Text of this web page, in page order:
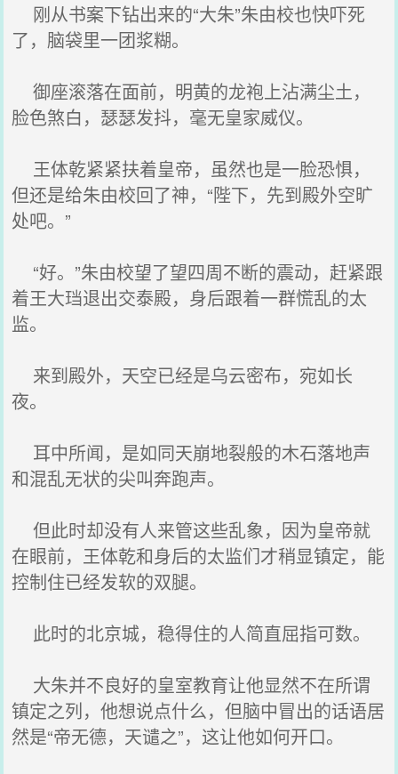
刚从书案下钻出来的“大朱”朱由校也快吓死
了，脑袋里一团浆糊。
御座滚落在面前，明黄的龙袍上沾满尘土，
脸色煞白，瑟瑟发抖，毫无皇家威仪。
王体乾紧紧扶着皇帝，虽然也是一脸恐惧，
但还是给朱由校回了神，“陛下，先到殿外空旷
处吧。”
“好。”朱由校望了望四周不断的震动，赶紧跟
着王大珰退出交泰殿，身后跟着一群慌乱的太
监。
来到殿外，天空已经是乌云密布，宛如长
夜。
耳中所闻，是如同天崩地裂般的木石落地声
和混乱无状的尖叫奔跑声。
但此时却没有人来管这些乱象，因为皇帝就
在眼前，王体乾和身后的太监们才稍显镇定，能
控制住已经发软的双腿。
此时的北京城，稳得住的人简直屈指可数。
大朱并不良好的皇室教育让他显然不在所谓
镇定之列，他想说点什么，但脑中冒出的话语居
然是“帝无德，天谴之”，这让他如何开口。